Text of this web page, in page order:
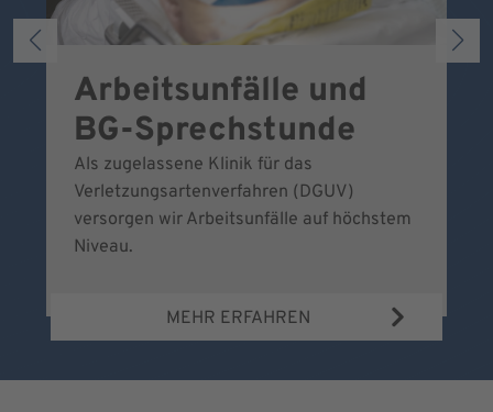
Arbeitsunfälle und
BG-Sprechstunde
Als zugelassene Klinik für das
Verletzungsartenverfahren (DGUV)
versorgen wir Arbeitsunfälle auf höchstem
Niveau.
MEHR ERFAHREN